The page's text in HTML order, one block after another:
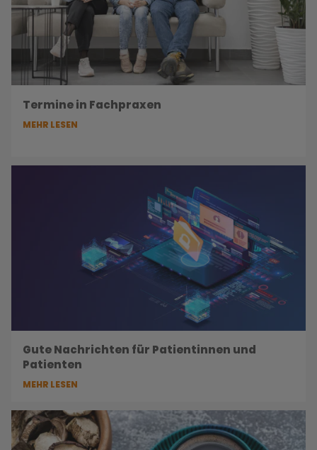
Termine in Fachpraxen
MEHR LESEN
Gute Nachrichten für Patientinnen und
Patienten
MEHR LESEN